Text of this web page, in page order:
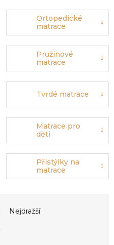
Ortopedické
matrace
Pružinové
matrace
Tvrdé matrace
Matrace pro
děti
Přistýlky na
matrace
Nejdražší